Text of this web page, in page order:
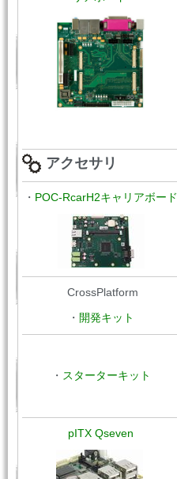
アクセサリ
・ POC-RcarH2キャリアボード
CrossPlatform
・ 開発キット
・ スターターキット
pITX Qseven